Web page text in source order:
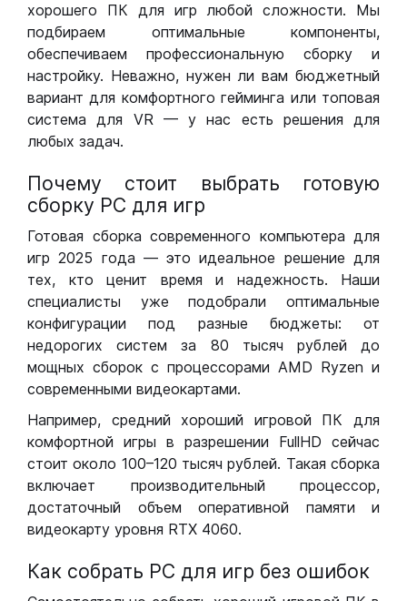
хорошего ПК для игр любой сложности. Мы
подбираем оптимальные компоненты,
обеспечиваем профессиональную сборку и
настройку. Неважно, нужен ли вам бюджетный
вариант для комфортного гейминга или топовая
система для VR — у нас есть решения для
любых задач.
Почему стоит выбрать готовую
сборку РС для игр
Готовая сборка современного компьютера для
игр 2025 года — это идеальное решение для
тех, кто ценит время и надежность. Наши
специалисты уже подобрали оптимальные
конфигурации под разные бюджеты: от
недорогих систем за 80 тысяч рублей до
мощных сборок с процессорами AMD Ryzen и
современными видеокартами.
Например, средний хороший игровой ПК для
комфортной игры в разрешении FullHD сейчас
стоит около 100–120 тысяч рублей. Такая сборка
включает производительный процессор,
достаточный объем оперативной памяти и
видеокарту уровня RTX 4060.
Как собрать РС для игр без ошибок